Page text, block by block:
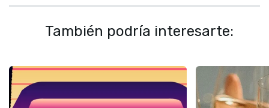
También podría interesarte: